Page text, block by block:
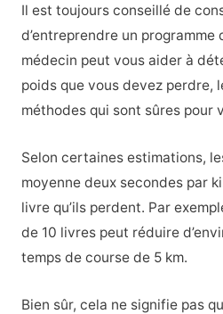
Il est toujours conseillé de
d’entreprendre un
médecin peut vous aider à
poids que vous devez perdre,
méthodes qui sont sûres pour
Selon certaines estimations,
moyenne deux secondes par
livre qu’ils perdent. Par
de 10 livres peut réduire
temps de course de 5 km.
Bien sûr, cela ne signifie pas